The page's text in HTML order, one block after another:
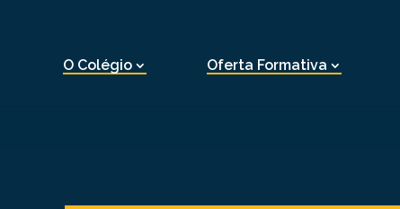
O Colégio Oferta Formativa